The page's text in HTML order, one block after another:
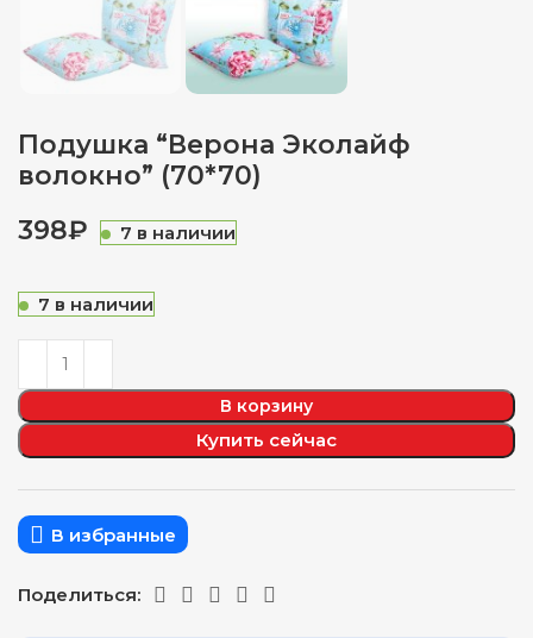
Подушка “Верона Эколайф
волокно” (70*70)
₽
7 в наличии
7 в наличии
В корзину
Купить сейчас
В избранные
Поделиться: